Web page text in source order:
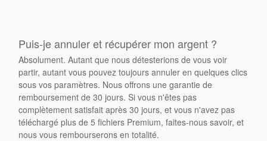
Puis-je annuler et récupérer mon argent ?
Absolument. Autant que nous détesterions de vous voir
partir, autant vous pouvez toujours annuler en quelques clics
sous vos paramètres. Nous offrons une garantie de
remboursement de 30 jours. Si vous n'êtes pas
complètement satisfait après 30 jours, et vous n'avez pas
téléchargé plus de 5 fichiers Premium, faites-nous savoir, et
nous vous rembourserons en totalité.